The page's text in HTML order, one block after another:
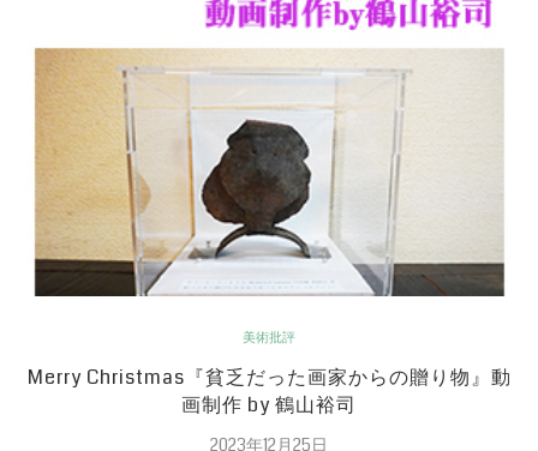
美術批評
Merry Christmas『貧乏だった画家からの贈り物』動
画制作 by 鶴山裕司
2023年12月25日